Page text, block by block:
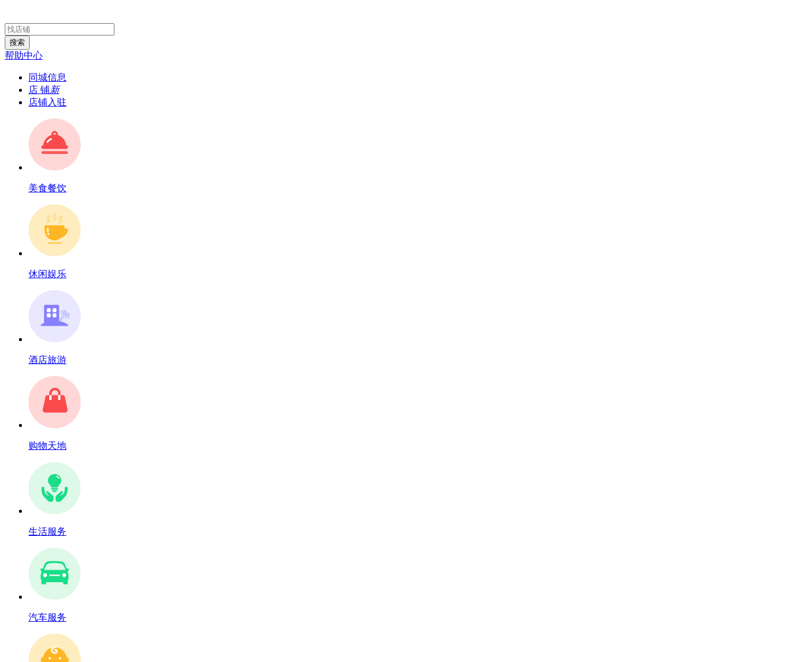
搜索
帮助中心
同城信息
店 铺新
店铺入驻
美食餐饮
休闲娱乐
酒店旅游
购物天地
生活服务
汽车服务